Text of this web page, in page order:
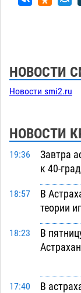
НОВОСТИ
Новости smi2.ru
НОВОСТИ
19:36
Завтра
к 40-
18:57
В
теории
18:23
В
17:40
В